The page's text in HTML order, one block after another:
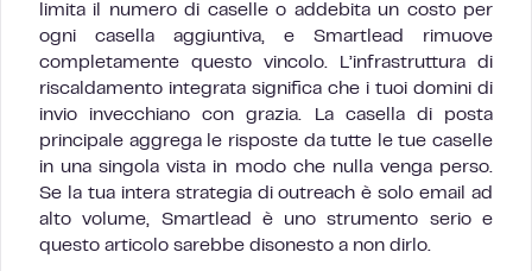
limita il numero di caselle o addebita un costo per
ogni casella aggiuntiva, e Smartlead rimuove
completamente questo vincolo. L’infrastruttura di
riscaldamento integrata significa che i tuoi domini di
invio invecchiano con grazia. La casella di posta
principale aggrega le risposte da tutte le tue caselle
in una singola vista in modo che nulla venga perso.
Se la tua intera strategia di outreach è solo email ad
alto volume, Smartlead è uno strumento serio e
questo articolo sarebbe disonesto a non dirlo.